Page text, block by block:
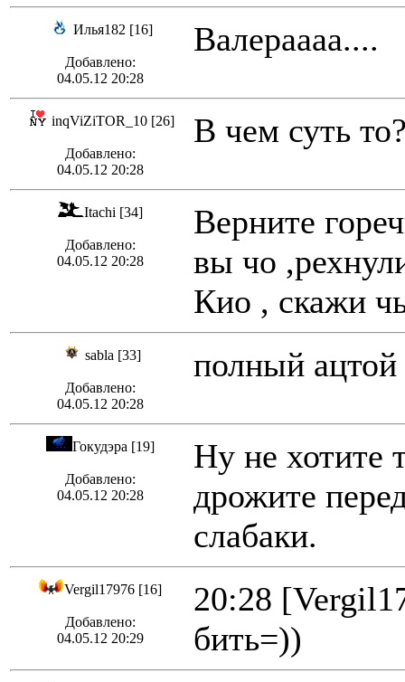
Илья182 [16]
Добавлено:
04.05.12 20:28
Валераааа....
inqViZiTOR_10 [26]
Добавлено:
04.05.12 20:28
В чем суть
Itachi [34]
Добавлено:
04.05.12 20:28
Верните
вы чо
Кио , скажи
sabla [33]
Добавлено:
04.05.12 20:28
полный ацтой
Гокудэра [19]
Добавлено:
04.05.12 20:28
Ну не хотите
дрожите
слабаки.
Vergil17976 [16]
Добавлено:
04.05.12 20:29
20:28
бить=))